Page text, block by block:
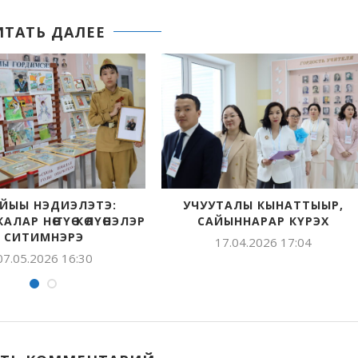
ДАЛЕЕ
«РАССКАЖИ О ГЛАВНОМ»:
ТОРЖЕСТВЕННОЕ ОТКРЫТИЕ
09.04.2026 21:53
СӨПТӨӨХ РЕЖИМ —
МЭКТИЭТЭ
07.04.2026